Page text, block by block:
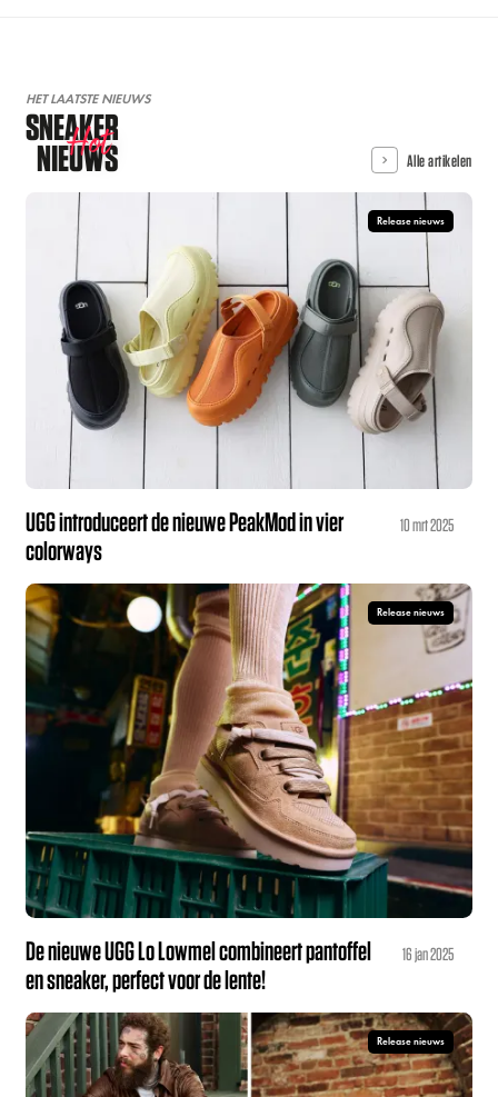
HET LAATSTE NIEUWS
SNEAKER
NIEUWS
Hot Alle artikelen
Release nieuws
UGG introduceert de nieuwe PeakMod in vier
colorways
10 mrt 2025
Release nieuws
De nieuwe UGG Lo Lowmel combineert pantoffel
en sneaker, perfect voor de lente!
16 jan 2025
Release nieuws